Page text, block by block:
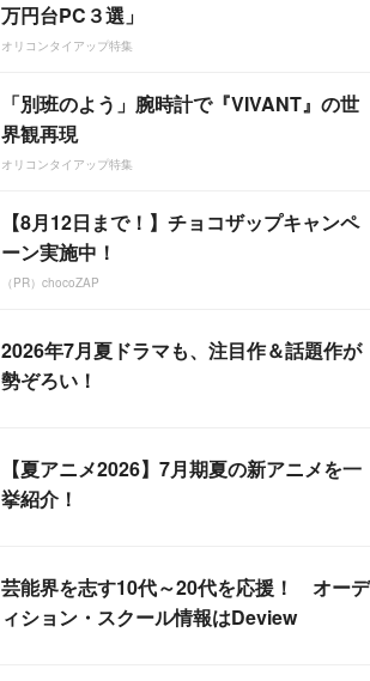
万円台PC３選」
オリコンタイアップ特集
「別班のよう」腕時計で『VIVANT』の世
界観再現
オリコンタイアップ特集
【8月12日まで！】チョコザップキャンペ
ーン実施中！
（PR）chocoZAP
2026年7月夏ドラマも、注目作＆話題作が
勢ぞろい！
【夏アニメ2026】7月期夏の新アニメを一
挙紹介！
芸能界を志す10代～20代を応援！ オーデ
ィション・スクール情報はDeview